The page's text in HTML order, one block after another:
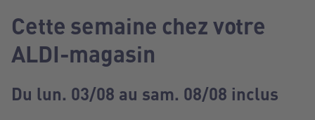
Cette semaine chez votre
ALDI-magasin
Du lun. 03/08 au sam. 08/08 inclus